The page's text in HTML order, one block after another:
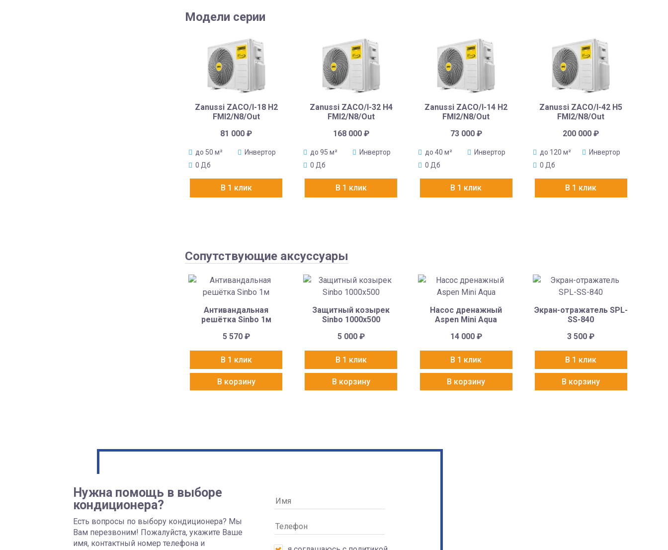
Модели серии
Zanussi ZACO/I-18 H2
FMI2/N8/Out
81 000₽
до 50 м²
Инвертор
0 Дб
В 1 клик
Zanussi ZACO/I-32 H4
FMI2/N8/Out
168 000 ₽
до 95 м²
Инвертор
0 Дб
В 1 клик
Zanussi ZACO/I-14 H2
FMI2/N8/Out
73 000 ₽
до 40 м²
Инвертор
0 Дб
В 1 клик
Zanussi ZACO/I-42 H5
FMI2/N8/Out
200 000₽
до 120 м²
Инвертор
0 Дб
В 1 клик
Сопутствующие аксуссуары
Антивандальная
решётка Sinbo 1м
5 570 ₽
В 1 клик
В корзину
Защитный козырек
Sinbo 1000х500
5 000 ₽
В 1 клик
В корзину
Насос дренажный
Aspen Mini Aqua
14 000 ₽
В 1 клик
В корзину
Экран-отражатель SPL-
SS-840
3 500₽
В 1 клик
В корзину
Нужна помощь в выборе
кондиционера?
Есть вопросы по выбору кондиционера? Мы
Вам перезвоним! Пожалуйста, укажите Ваше
имя, контактный номер телефона и